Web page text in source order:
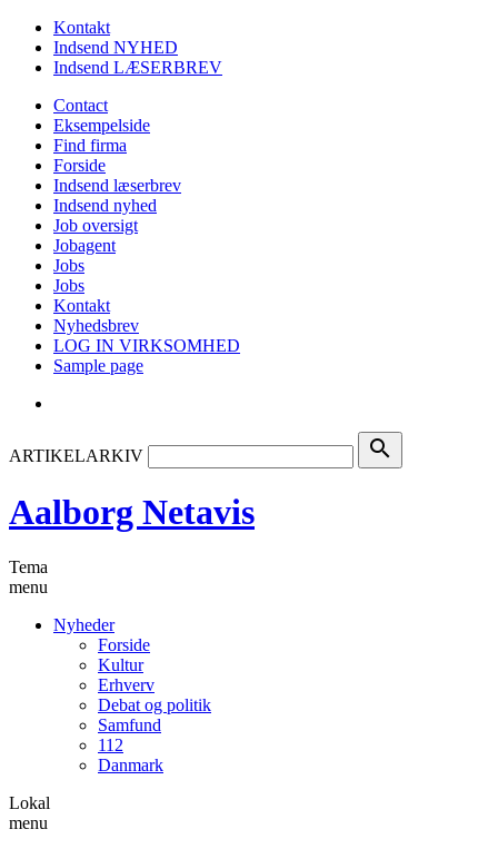
Kontakt
Indsend NYHED
Indsend LÆSERBREV
Contact
Eksempelside
Find firma
Forside
Indsend læserbrev
Indsend nyhed
Job oversigt
Jobagent
Jobs
Jobs
Kontakt
Nyhedsbrev
LOG IN VIRKSOMHED
Sample page
ARTIKELARKIV search
Aalborg Netavis
Tema
menu
Nyheder
Forside
Kultur
Erhverv
Debat og politik
Samfund
112
Danmark
Lokal
menu